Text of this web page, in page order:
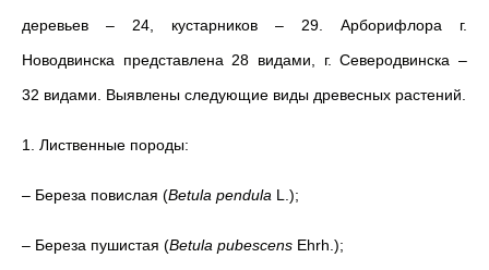
деревьев – 24, кустарников – 29. Арборифлора г.
Новодвинска представлена 28 видами, г. Северодвинска –
32 видами. Выявлены следующие виды древесных растений.
1. Лиственные породы:
– Береза повислая (Betula pendula L.);
– Береза пушистая (Betula pubescens Ehrh.);